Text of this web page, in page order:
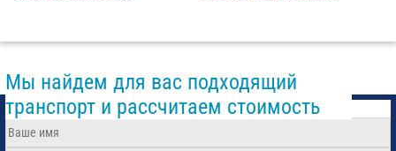
Мы найдем для вас подходящий
транспорт и рассчитаем стоимость